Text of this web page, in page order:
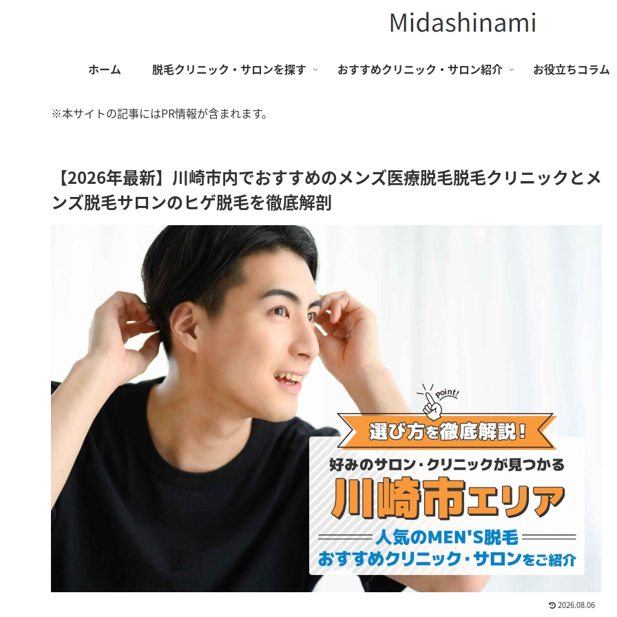
ホーム 脱毛クリニック・サロンを探す おすすめクリニック・サロン紹介 お役立ちコラム
※本サイトの記事にはPR情報が含まれます。
【2026年最新】川崎市内でおすすめのメンズ医療脱毛脱毛クリニックとメ
ンズ脱毛サロンのヒゲ脱毛を徹底解剖
2026.08.06